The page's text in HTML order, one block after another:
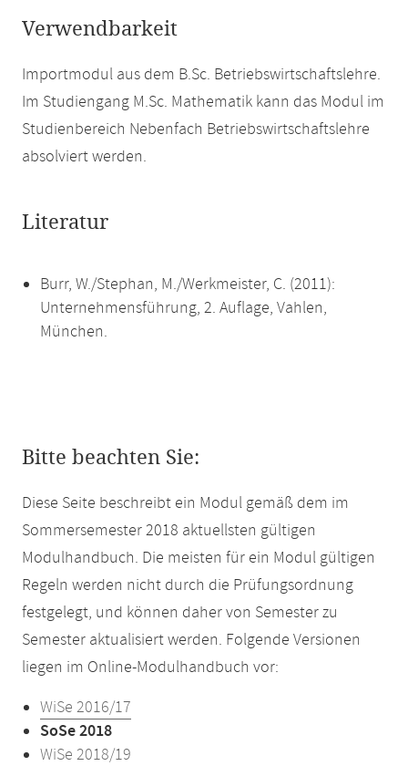
Verwendbarkeit
Importmodul aus dem B.Sc. Betriebswirtschaftslehre.
Im Studiengang M.Sc. Mathematik kann das Modul im
Studienbereich Nebenfach Betriebswirtschaftslehre
absolviert werden.
Literatur
Burr, W./Stephan, M./Werkmeister, C. (2011):
Unternehmensführung, 2. Auflage, Vahlen,
München.
Bitte beachten Sie:
Diese Seite beschreibt ein Modul gemäß dem im
Sommersemester 2018 aktuellsten gültigen
Modulhandbuch. Die meisten für ein Modul gültigen
Regeln werden nicht durch die Prüfungsordnung
festgelegt, und können daher von Semester zu
Semester aktualisiert werden. Folgende Versionen
liegen im Online-Modulhandbuch vor:
WiSe 2016/17
SoSe 2018
WiSe 2018/19